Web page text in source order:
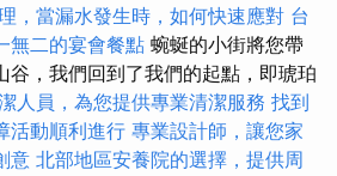
，當漏水發生時，如何快速應對 台
無二的宴會餐點 蜿蜒的小街將您帶
谷，我們回到了我們的起點，即琥珀
人員，為您提供專業清潔服務 找到
活動順利進行 專業設計師，讓您家
意 北部地區安養院的選擇，提供周